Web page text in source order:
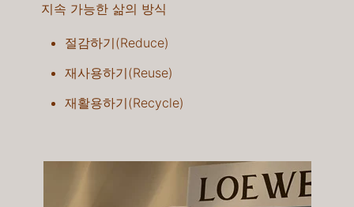
지속 가능한 삶의 방식
절감하기(Reduce)
재사용하기(Reuse)​
재활용하기(Recycle)